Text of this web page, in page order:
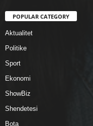
POPULAR CATEGORY
Aktualitet
Politike
Sport
Ekonomi
ShowBiz
Shendetesi
Bota